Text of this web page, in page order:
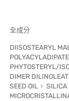
全成分
DIISOSTEARYL
PHYTOSTERYL/
DIMER
SEED OIL，